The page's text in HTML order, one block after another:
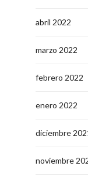
abril 2022
marzo 2022
febrero 2022
enero 2022
diciembre
noviembre